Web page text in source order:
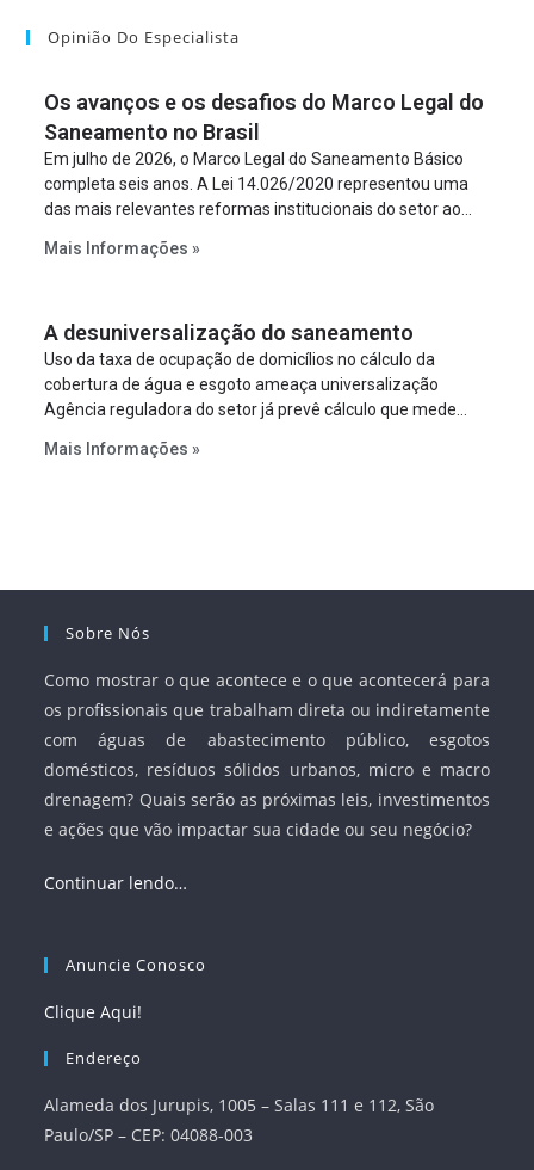
Opinião Do Especialista
Os avanços e os desafios do Marco Legal do
Saneamento no Brasil
Em julho de 2026, o Marco Legal do Saneamento Básico
completa seis anos. A Lei 14.026/2020 representou uma
das mais relevantes reformas institucionais do setor ao
serviços, ampliar a participação da iniciativa privada,
à segurança jurídica dos contratos.
Mais Informações »
A desuniversalização do saneamento
Uso da taxa de ocupação de domicílios no cálculo da
cobertura de água e esgoto ameaça universalização
Agência reguladora do setor já prevê cálculo que mede
Mais Informações »
Sobre Nós
Como mostrar o que acontece e o que acontecerá para
os profissionais que trabalham direta ou indiretamente
com águas de abastecimento público, esgotos
domésticos, resíduos sólidos urbanos, micro e macro
drenagem? Quais serão as próximas leis, investimentos
e ações que vão impactar sua cidade ou seu negócio?
Continuar lendo…
Anuncie Conosco
Clique Aqui!
Endereço
Alameda dos Jurupis, 1005 – Salas 111 e 112, São
Paulo/SP – CEP: 04088-003